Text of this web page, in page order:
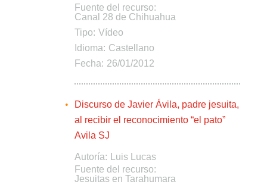
Fuente del recurso:
Canal 28 de Chihuahua
Tipo: Vídeo
Idioma: Castellano
Fecha: 26/01/2012
Discurso de Javier Ávila, padre jesuita,
al recibir el reconocimiento “el pato”
Avila SJ
Autoría:
Luis Lucas
Fuente del recurso:
Jesuitas en Tarahumara